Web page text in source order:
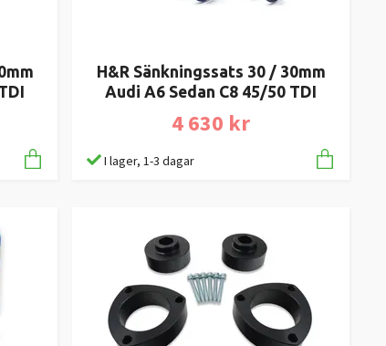
H&R Sänkningssats 30 / 30mm
Audi A6 Sedan C8 45/50 TDI
4 630 kr
I lager, 1-3 dagar